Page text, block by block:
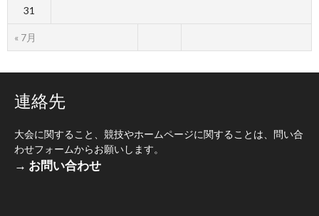
« 7月
31
連絡先
大会に関すること、競技やホームページに関することは、問い合
わせフォームからお願いします。
→ お問い合わせ